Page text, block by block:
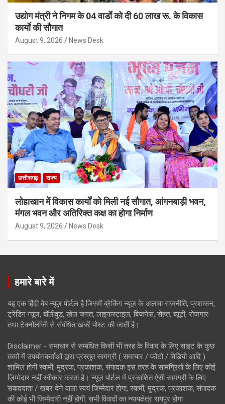
उद्योग मंत्री ने निगम के 04 वार्डाे को दी 60 लाख रू. के विकास
कार्याे की सौगात
August 9, 2026 News Desk
छत्तीसगढ़ राज्य
लोहाखान में विकास कार्यों को मिली नई सौगात, आंगनबाड़ी भवन,
मंगल भवन और अतिरिक्त कक्ष का होगा निर्माण
August 9, 2026 News Desk
हमारे बारे में
यह एक हिंदी वेब न्यूज़ पोर्टल है जिसमें ब्रेकिंग न्यूज़ के अलावा राजनीति, प्रशासन,
ट्रेंडिंग न्यूज, बॉलीवुड, खेल जगत, लाइफस्टाइल, बिजनेस, सेहत, ब्यूटी, रोजगार
तथा टेक्नोलॉजी से संबंधित खबरें पोस्ट की जाती है।
Disclaimer - समाचार से सम्बंधित किसी भी तरह के विवाद के लिए साइट के कुछ
तत्वों में उपयोगकर्ताओं द्वारा प्रस्तुत सामग्री ( समाचार / फोटो / विडियो आदि )
शामिल होगी स्वामी, मुद्रक, प्रकाशक, संपादक इस तरह के सामग्रियों के लिए कोई
ज़िम्मेदार नहीं स्वीकार करता है। न्यूज़ पोर्टल में प्रकाशित ऐसी सामग्री के लिए
संवाददाता / खबर देने वाला स्वयं जिम्मेदार होगा, स्वामी, मुद्रक, प्रकाशक, संपादक
की कोई भी जिम्मेदारी नहीं होगी. सभी विवादों का न्यायक्षेत्र रायपुर होगा